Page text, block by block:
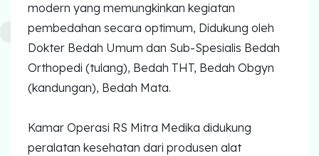
Klinik Estetika
NICU / HCU / PICU / ICU
MYAH
Bronkoskopi
modern yang memungkinkan kegiatan
pembedahan secara optimum, Didukung oleh
Dokter Bedah Umum dan Sub-Spesialis Bedah
Orthopedi (tulang), Bedah THT, Bedah Obgyn
(kandungan), Bedah Mata.
Kamar Operasi RS Mitra Medika didukung
peralatan kesehatan dari produsen alat